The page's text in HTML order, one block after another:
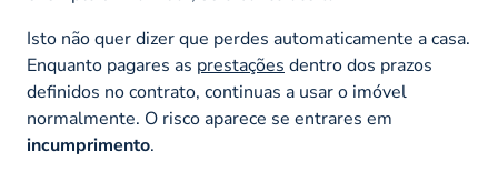
Isto não quer dizer que perdes automaticamente a casa.
Enquanto pagares as prestações dentro dos prazos
definidos no contrato, continuas a usar o imóvel
normalmente. O risco aparece se entrares em
incumprimento.